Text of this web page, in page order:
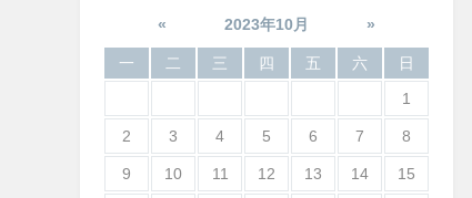
« 2023年10月 »
一 二 三 四 五 六
日
1
2 3 4 5 6 7 8
9 10 11 12 13 14 15